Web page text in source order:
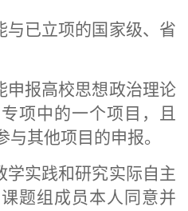
与已立项的国家级、省
申报高校思想政治理论
项中的一个项目，且
其他项目的申报。
学实践和研究实际自主
题组成员本人同意并